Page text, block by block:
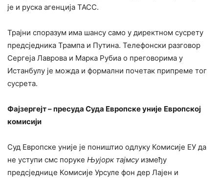
је и руска агенција ТАСС.
Трајни споразум има шансу само у директном сусрету
предсједника Трампа и Путина. Телефонски разговор
Сергеја Лаврова и Марка Рубиа о преговорима у
Истанбулу је можда и формални почетак припреме тог
сусрета.
Фајзергејт – пресуда Суда Европске уније Европској
комисији
Суд Европске уније је поништио одлуку Комисије ЕУ да
не уступи смс поруке Њујорк тајмсуизмеђу
предсједнице Комисије Урсуле фон дер Лајен и